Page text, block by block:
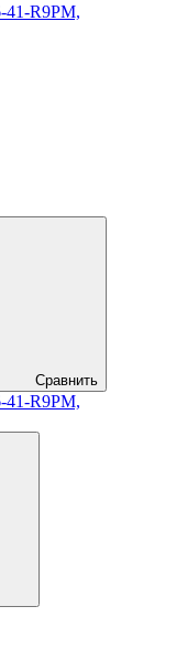
41-R9PM,
Сравнить
41-R9PM,